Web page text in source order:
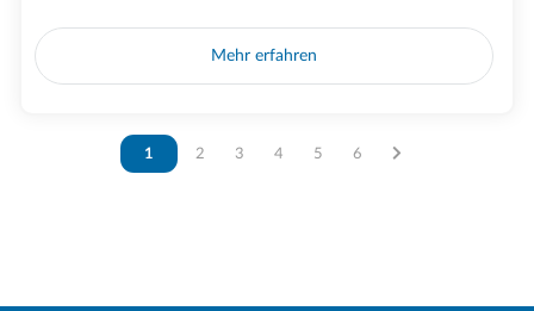
Mehr erfahren
Vous êtes sur la page
1 Vous êtes sur la page
2 Vous êtes sur la page
3 Vous êtes sur la page
4 Vous êtes sur la page
5 Vous êtes sur la page
6